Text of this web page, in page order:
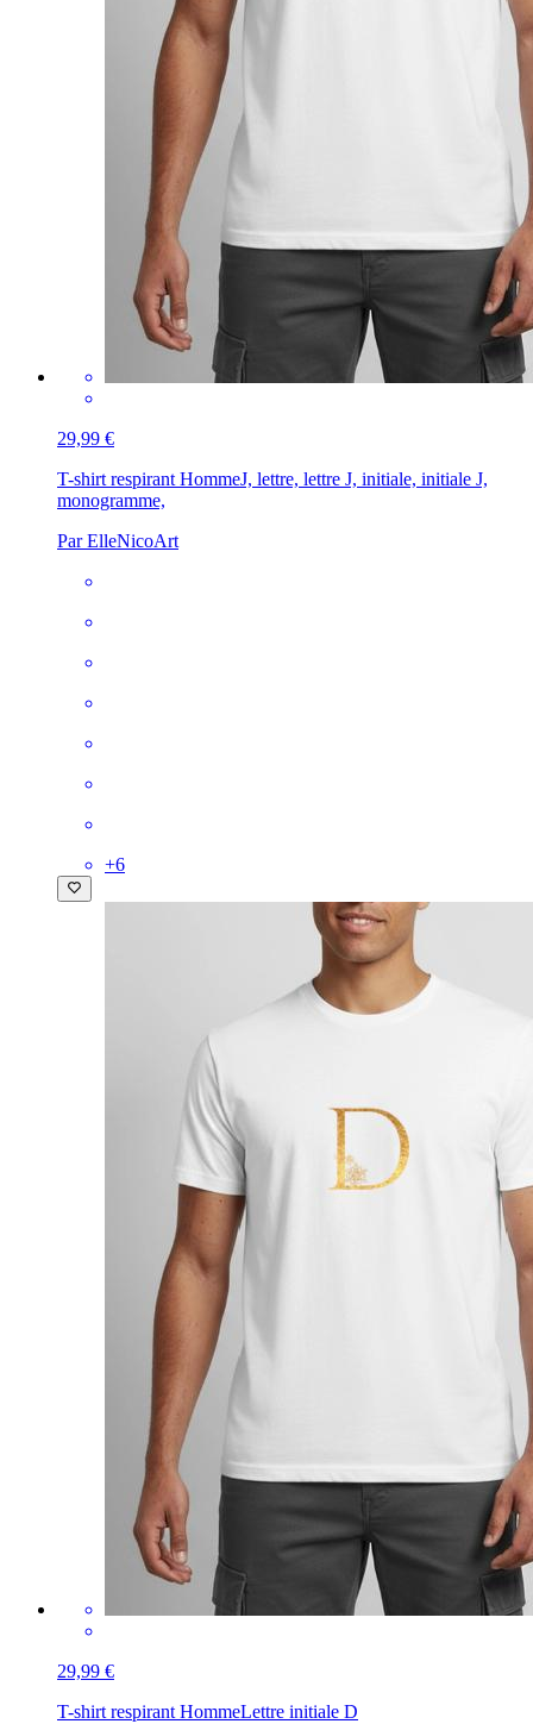
29,99 €
T-shirt respirant HommeJ, lettre, lettre J, initiale, initiale J,
monogramme,
Par ElleNicoArt
+6
29,99 €
T-shirt respirant HommeLettre initiale D